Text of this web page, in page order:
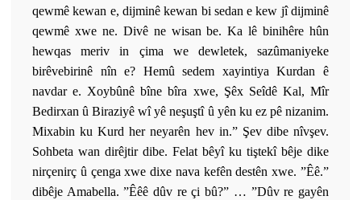
qewmê kewan e, dijminê kewan bi sedan e kew jî dijminê
qewmê xwe ne. Divê ne wisan be. Ka lê binihêre hûn
hewqas meriv in çima we dewletek, sazûmaniyeke
birêvebirinê nîn e? Hemû sedem xayintiya Kurdan ê
navdar e. Xoybûnê bîne bîra xwe, Şêx Seîdê Kal, Mîr
Bedirxan û Biraziyê wî yê neşuştî û yên ku ez pê nizanim.
Mixabin ku Kurd her neyarên hev in.” Şev dibe nîvşev.
Sohbeta wan dirêjtir dibe. Felat bêyî ku tiştekî bêje dike
nirçenirç û çenga xwe dixe nava kefên destên xwe. ”Êê.”
dibêje Amabella. ”Êêê dûv re çi bû?” … ”Dûv re gayên